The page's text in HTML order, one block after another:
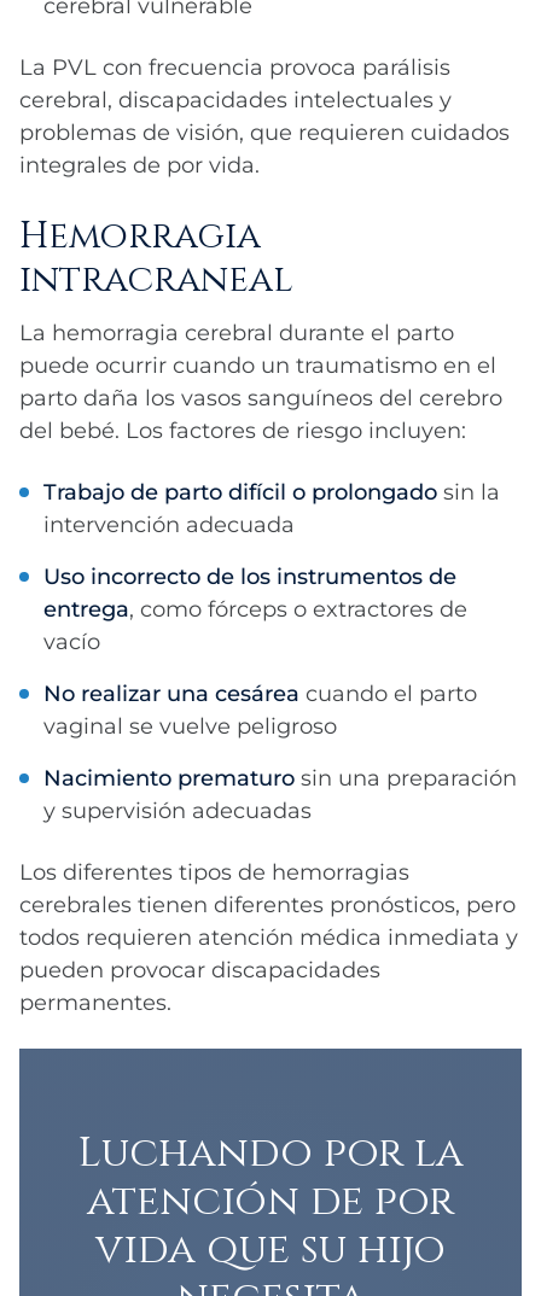
cerebral vulnerable
La PVL con frecuencia provoca parálisis
cerebral, discapacidades intelectuales y
problemas de visión, que requieren cuidados
integrales de por vida.
Hemorragia
intracraneal
La hemorragia cerebral durante el parto
puede ocurrir cuando un traumatismo en el
parto daña los vasos sanguíneos del cerebro
del bebé. Los factores de riesgo incluyen:
Trabajo de parto difícil o prolongado sin la
intervención adecuada
Uso incorrecto de los instrumentos de
entrega, como fórceps o extractores de
vacío
No realizar una cesárea cuando el parto
vaginal se vuelve peligroso
Nacimiento prematuro sin una preparación
y supervisión adecuadas
Los diferentes tipos de hemorragias
cerebrales tienen diferentes pronósticos, pero
todos requieren atención médica inmediata y
pueden provocar discapacidades
permanentes.
Luchando por la
atención de por
vida que su hijo